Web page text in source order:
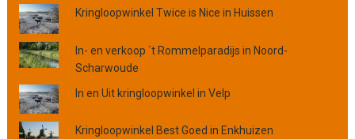
p
p
l
a
a
t
s
Kringloopwinkel Twice is Nice in Huissen
In- en verkoop `t Rommelparadijs in Noord-
Scharwoude
In en Uit kringloopwinkel in Velp
Kringloopwinkel Best Goed in Enkhuizen